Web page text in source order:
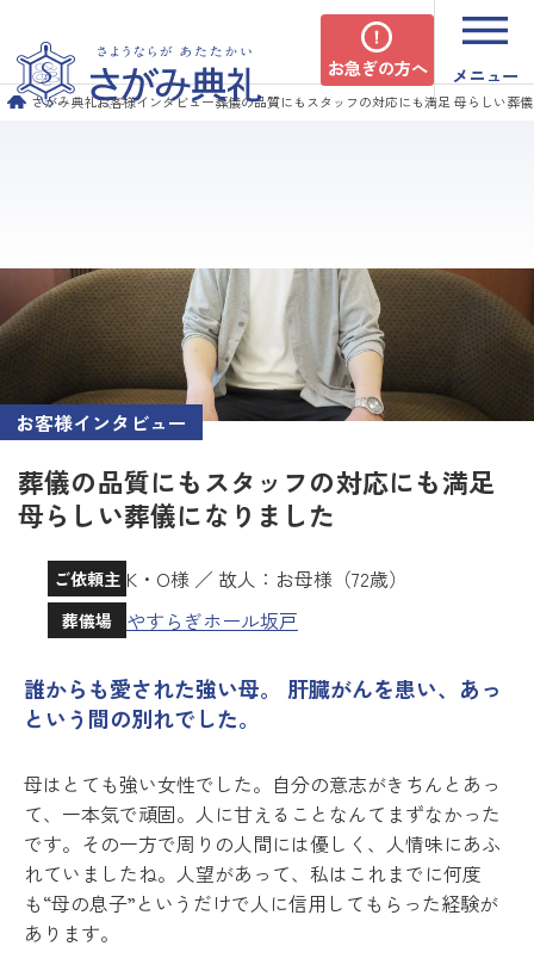
お急ぎの方へ メニュー
さがみ典礼お客様インタビュー葬儀の品質にもスタッフの対応にも満足 母らしい葬
お客様インタビュー
葬儀の品質にもスタッフの対応にも満足
母らしい葬儀になりました
ご依頼主 K・O様 ／ 故人：お母様（72歳）
葬儀場 やすらぎホール坂戸
誰からも愛された強い母。 肝臓がんを患い、あっ
という間の別れでした。
母はとても強い女性でした。自分の意志がきちんとあっ
て、一本気で頑固。人に甘えることなんてまずなかった
です。その一方で周りの人間には優しく、人情味にあふ
れていましたね。人望があって、私はこれまでに何度
も“母の息子”というだけで人に信用してもらった経験が
あります。